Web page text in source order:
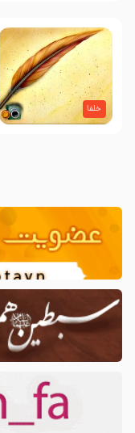
خلفا